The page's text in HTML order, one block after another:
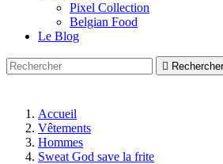
Pixel Collection
Belgian Food
Le Blog
 Rechercher
Accueil
Vêtements
Hommes
Sweat God save la frite